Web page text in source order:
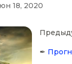
18, 2020
✒